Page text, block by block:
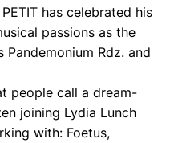
has celebrated his
passions as the
Rdz. and
people call a dream-
joining Lydia Lunch
with: Foetus,